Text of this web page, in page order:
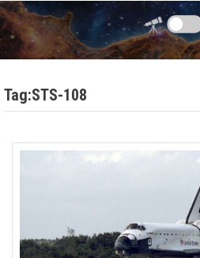
Przejdź do zawartości
Tag:STS-108